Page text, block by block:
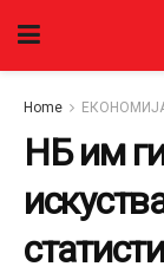
Home
НБ им